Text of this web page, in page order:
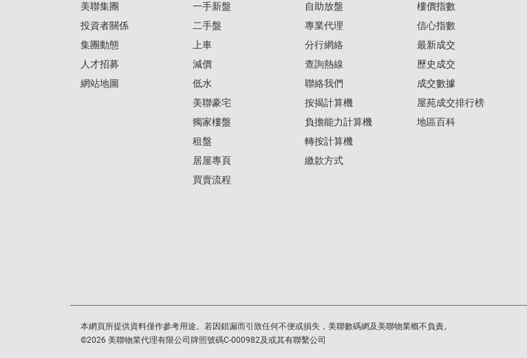
美聯集團
投資者關係
集團動態
人才招募
網站地圖
一手新盤
二手盤
上車
減價
低水
美聯豪宅
獨家樓盤
租盤
居屋專頁
買賣流程
自助放盤
專業代理
分行網絡
查詢熱線
聯絡我們
按揭計算機
負擔能力計算機
轉按計算機
繳款方式
樓價指數
信心指數
最新成交
歷史成交
成交數據
屋苑成交排行榜
地區百科
本網頁所提供資料僅作參考用途。若因錯漏而引致任何不便或損失，美聯數碼網及美聯物業概不負責。
©2026 美聯物業代理有限公司牌照號碼C-000982及或其有聯繫公司